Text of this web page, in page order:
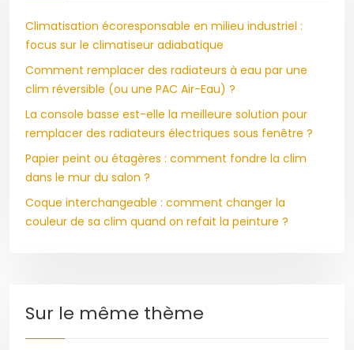
Climatisation écoresponsable en milieu industriel :
focus sur le climatiseur adiabatique
Comment remplacer des radiateurs à eau par une
clim réversible (ou une PAC Air-Eau) ?
La console basse est-elle la meilleure solution pour
remplacer des radiateurs électriques sous fenêtre ?
Papier peint ou étagères : comment fondre la clim
dans le mur du salon ?
Coque interchangeable : comment changer la
couleur de sa clim quand on refait la peinture ?
Sur le même thème